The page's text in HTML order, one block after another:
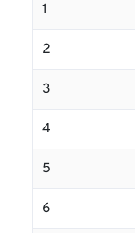
1
2
3
4
5
6